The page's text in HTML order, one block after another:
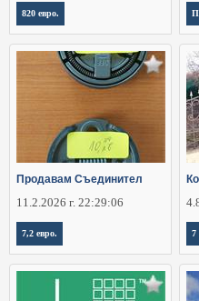
820 евро.
Продавам Съединител
11.2.2026 г. 22:29:06
7,2 евро. 7